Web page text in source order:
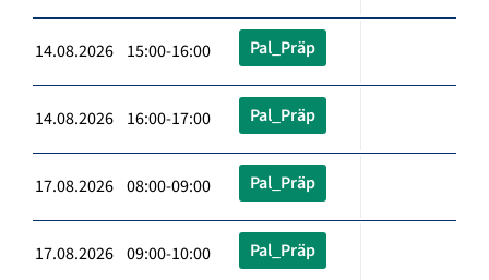
14.08.2026 15:00-16:00 Pal_Präp
14.08.2026 16:00-17:00 Pal_Präp
17.08.2026 08:00-09:00 Pal_Präp
17.08.2026 09:00-10:00 Pal_Präp